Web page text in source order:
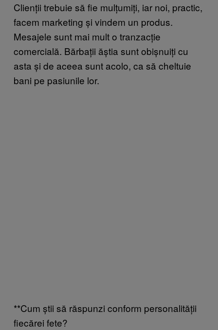
Clienții trebuie să fie mulțumiți, iar noi, practic,
facem marketing și vindem un produs.
Mesajele sunt mai mult o tranzacție
comercială. Bărbații ăștia sunt obișnuiți cu
asta și de aceea sunt acolo, ca să cheltuie
bani pe pasiunile lor.
**Cum știi să răspunzi conform personalității
fiecărei fete?